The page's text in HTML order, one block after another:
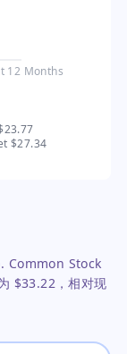
12 Months
$27.34
Common Stock
$33.22，相对现